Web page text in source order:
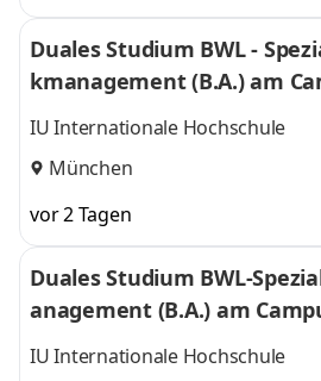
Duales Studium BWL -
kmanagement (B.A.) am
l
IU Internationale Hochschule
München
vor 2 Tagen
Duales Studium BWL-
anagement (B.A.) am
IU Internationale Hochschule